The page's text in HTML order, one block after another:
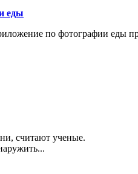
еды
по фотографии еды
считают ученые.